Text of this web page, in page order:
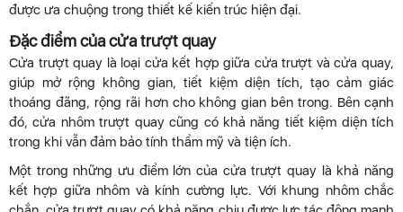
được ưa chuộng trong thiết kế kiến trúc hiện đại.
Đặc điểm của cửa trượt quay
Cửa trượt quay là loại cửa kết hợp giữa cửa trượt và cửa quay,
giúp mở rộng không gian, tiết kiệm diện tích, tạo cảm giác
thoáng đãng, rộng rãi hơn cho không gian bên trong. Bên cạnh
đó, cửa nhôm trượt quay cũng có khả năng tiết kiệm diện tích
trong khi vẫn đảm bảo tính thẩm mỹ và tiện ích.
Một trong những ưu điểm lớn của cửa trượt quay là khả năng
kết hợp giữa nhôm và kính cường lực. Với khung nhôm chắc